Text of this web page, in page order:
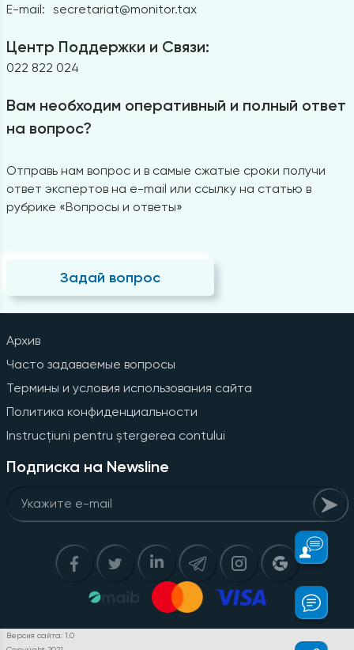
E-mail: secretariat@monitor.tax
Центр Поддержки и Связи:
022 822 024
Вам необходим оперативный и полный ответ
на вопрос?
Отправь нам вопрос и в самые сжатые сроки получи
ответ экспертов на e-mail или ссылку на статью в
рубрике «Вопросы и ответы»
Задай вопрос
Архив
Часто задаваемые вопросы
Термины и условия использования сайта
Политика конфиденциальности
Instrucțiuni pentru ștergerea contului
Подписка на Newsline
Версия сайта: 1.0